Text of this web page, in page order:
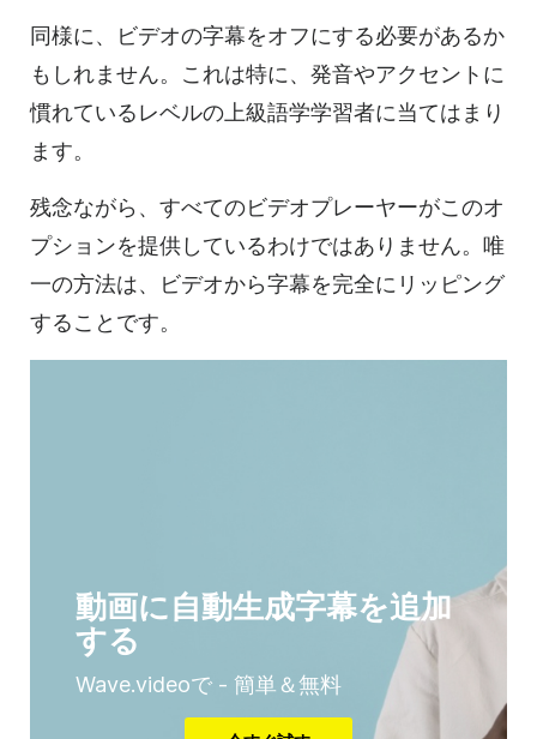
同様に、ビデオの字幕をオフにする必要があるか
もしれません。これは特に、発音やアクセントに
慣れているレベルの上級語学学習者に当てはまり
ます。
残念ながら、すべてのビデオプレーヤーがこのオ
プションを提供しているわけではありません。唯
一の方法は、ビデオから字幕を完全にリッピング
することです。
動画に自動生成字幕を追加
する
Wave.videoで - 簡単＆無料